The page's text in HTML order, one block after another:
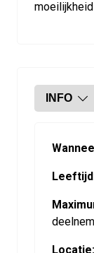
INFO
Locatie: